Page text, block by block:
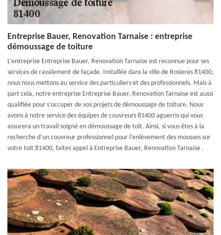
Entreprise Bauer, Renovation Tarnaise : entreprise
démoussage de toiture
L’entreprise Entreprise Bauer, Renovation Tarnaise est reconnue pour ses
services de ravalement de façade. Installée dans la ville de Rosieres 81400,
nous nous mettons au service des particuliers et des professionnels. Mais à
part cela, notre entreprise Entreprise Bauer, Renovation Tarnaise est aussi
qualifiée pour s’occuper de vos projets de démoussage de toiture. Nous
avons à notre service des équipes de couvreurs 81400 aguerris qui vous
assurera un travail soigné en démoussage de toit. Ainsi, si vous êtes à la
recherche d’un couvreur professionnel pour l’enlèvement des mousses sur
votre toit 81400, faites appel à Entreprise Bauer, Renovation Tarnaise .